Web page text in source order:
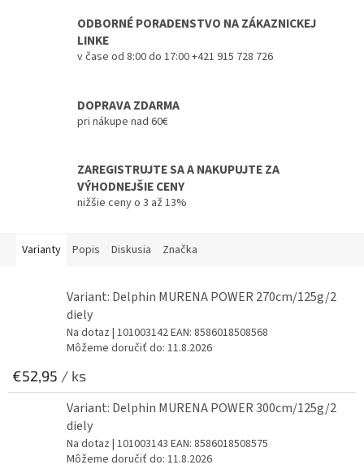
ODBORNÉ PORADENSTVO NA ZÁKAZNICKEJ
LINKE
v čase od 8:00 do 17:00 +421 915 728 726
DOPRAVA ZDARMA
pri nákupe nad 60€
ZAREGISTRUJTE SA A NAKUPUJTE ZA
VÝHODNEJŠIE CENY
nižšie ceny o 3 až 13%
Varianty Popis Diskusia Značka
Variant: Delphin MURENA POWER 270cm/125g/2
diely
Na dotaz | 101003142EAN: 8586018508568
Môžeme doručiť do: 11.8.2026
€52,95 / ks
Variant: Delphin MURENA POWER 300cm/125g/2
diely
Na dotaz | 101003143 EAN: 8586018508575
Môžeme doručiť do: 11.8.2026